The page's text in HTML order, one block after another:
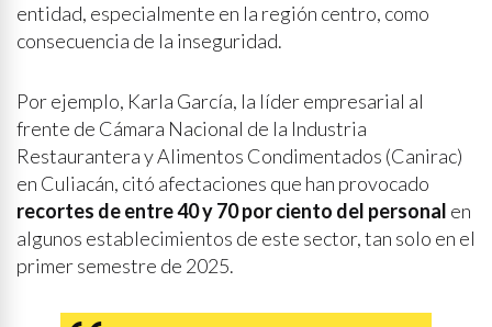
entidad, especialmente en la región centro, como
consecuencia de la inseguridad.
Por ejemplo, Karla García, la líder empresarial al
frente de Cámara Nacional de la Industria
Restaurantera y Alimentos Condimentados (Canirac)
en Culiacán, citó afectaciones que han provocado
recortes de entre 40 y 70 por ciento del personal en
algunos establecimientos de este sector, tan solo en el
primer semestre de 2025.